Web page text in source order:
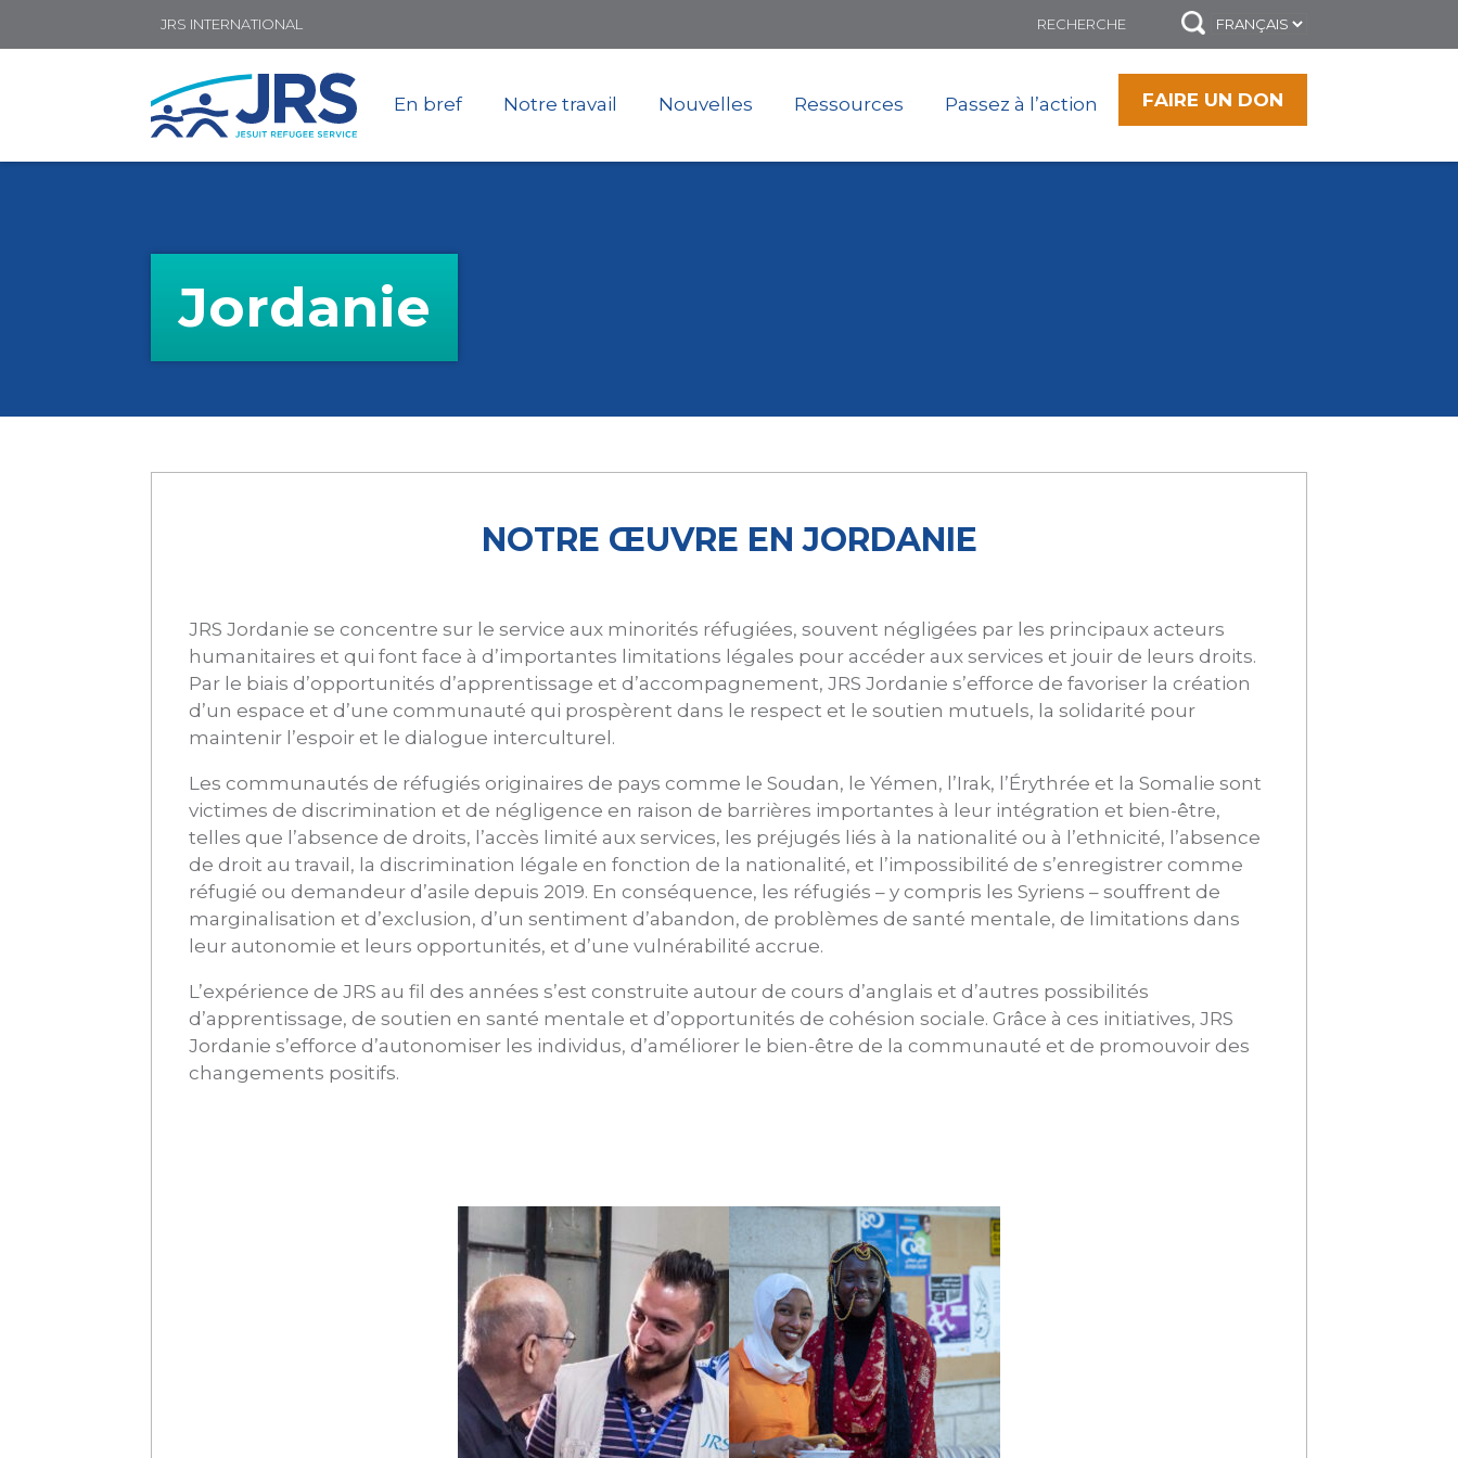
to
content
JRS INTERNATIONAL
En bref Notre travail Nouvelles Ressources Passez à l’action FAIRE UN DON
Jordanie
NOTRE ŒUVRE EN JORDANIE
JRS Jordanie se concentre sur le service aux minorités réfugiées, souvent négligées par les principaux acteurs
humanitaires et qui font face à d’importantes limitations légales pour accéder aux services et jouir de leurs droits.
Par le biais d’opportunités d’apprentissage et d’accompagnement, JRS Jordanie s’efforce de favoriser la création
d’un espace et d’une communauté qui prospèrent dans le respect et le soutien mutuels, la solidarité pour
maintenir l’espoir et le dialogue interculturel.
Les communautés de réfugiés originaires de pays comme le Soudan, le Yémen, l’Irak, l’Érythrée et la Somalie sont
victimes de discrimination et de négligence en raison de barrières importantes à leur intégration et bien-être,
telles que l’absence de droits, l’accès limité aux services, les préjugés liés à la nationalité ou à l’ethnicité, l’absence
de droit au travail, la discrimination légale en fonction de la nationalité, et l’impossibilité de s’enregistrer comme
réfugié ou demandeur d’asile depuis 2019. En conséquence, les réfugiés – y compris les Syriens – souffrent de
marginalisation et d’exclusion, d’un sentiment d’abandon, de problèmes de santé mentale, de limitations dans
leur autonomie et leurs opportunités, et d’une vulnérabilité accrue.
L’expérience de JRS au fil des années s’est construite autour de cours d’anglais et d’autres possibilités
d’apprentissage, de soutien en santé mentale et d’opportunités de cohésion sociale. Grâce à ces initiatives, JRS
Jordanie s’efforce d’autonomiser les individus, d’améliorer le bien-être de la communauté et de promouvoir des
changements positifs.